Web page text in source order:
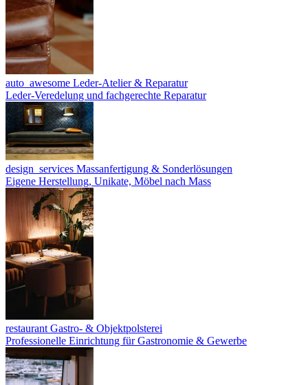
auto_awesome Leder-Atelier & Reparatur
Leder-Veredelung und fachgerechte Reparatur
design_services Massanfertigung & Sonderlösungen
Eigene Herstellung, Unikate, Möbel nach Mass
restaurant Gastro- & Objektpolsterei
Professionelle Einrichtung für Gastronomie & Gewerbe